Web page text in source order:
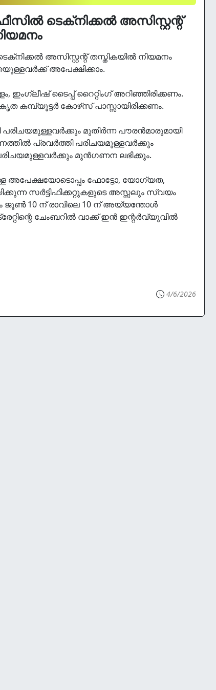
ടെക്‌നിക്കല്‍ അസിസ്റ്റന്റ്
അസിസ്റ്റന്റ് തസ്തികയില്‍ നിയമനം
അപേക്ഷിക്കാം.
ഇംഗ്ലീഷ് ടൈപ്പ് റൈറ്റിംഗ് അറിഞ്ഞിരിക്കണം.
കമ്പ്യൂട്ടര്‍ കോഴ്‌സ് പാസ്സായിരിക്കണം.
മുതിര്‍ന്ന പൗരന്‍മാരുമായി
പ്രവര്‍ത്തി പരിചയമുള്ളവര്‍ക്കും
മുന്‍ഗണന ലഭിക്കും.
അപേക്ഷയോടൊപ്പം ഫോട്ടോ, യോഗ്യത,
സര്‍ട്ടിഫിക്കറ്റുകളുടെ അസ്സലും സ്വയം
ജൂണ്‍ 10 ന് രാവിലെ 10 ന് അയ്യന്തോള്‍
ചേംബറില്‍ വാക്ക് ഇന്‍ ഇന്റര്‍വ്യുവില്‍
4/6/2026